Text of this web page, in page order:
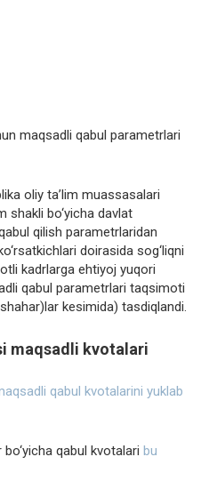
maqsadli qabul parametrlari
oliy ta’lim muassasalari
shakli bo‘yicha davlat
qilish parametrlaridan
doirasida sog‘liqni
kadrlarga ehtiyoj yuqori
qabul parametrlari taqsimoti
kesimida) tasdiqlandi.
maqsadli kvotalari
qabul kvotalarini yuklab
qabul kvotalari bu